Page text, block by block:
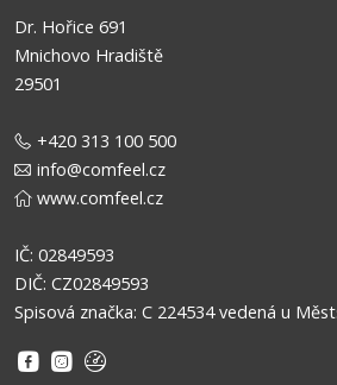
Dr. Hořice 691
Mnichovo Hradiště
29501
+420 313 100 500
info@comfeel.cz
www.comfeel.cz
IČ: 02849593
DIČ: CZ02849593
Spisová značka: C 224534 vedená u